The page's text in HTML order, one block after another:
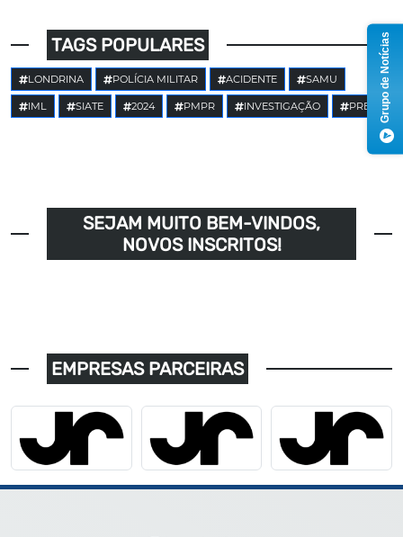
TAGS POPULARES
LONDRINA POLÍCIA MILITAR ACIDENTE SAMU
IML SIATE 2024 PMPR INVESTIGAÇÃO PRE
SEJAM MUITO BEM-VINDOS,
NOVOS INSCRITOS!
EMPRESAS PARCEIRAS
Grupo de Notícias